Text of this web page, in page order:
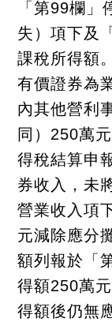
「第99欄
失）項下及
課稅所得額
有價證券為
內其他營利
同）250萬
得稅結算申
券收入，未
營業收入項
元減除應分
額列報於「
得額250萬
得額後仍無